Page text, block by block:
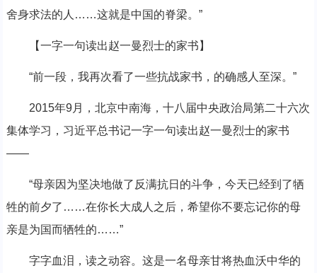
舍身求法的人……这就是中国的脊梁。”
【一字一句读出赵一曼烈士的家书】
“前一段，我再次看了一些抗战家书，的确感人至深。”
2015年9月，北京中南海，十八届中央政治局第二十六次
集体学习，习近平总书记一字一句读出赵一曼烈士的家书
——
“母亲因为坚决地做了反满抗日的斗争，今天已经到了牺
牲的前夕了……在你长大成人之后，希望你不要忘记你的母
亲是为国而牺牲的……”
字字血泪，读之动容。这是一名母亲甘将热血沃中华的